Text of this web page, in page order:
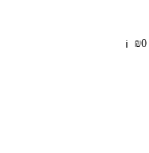
ℹ️